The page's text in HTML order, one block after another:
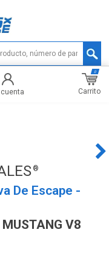
cuenta Carrito
0
De Escape -
MUSTANG V8